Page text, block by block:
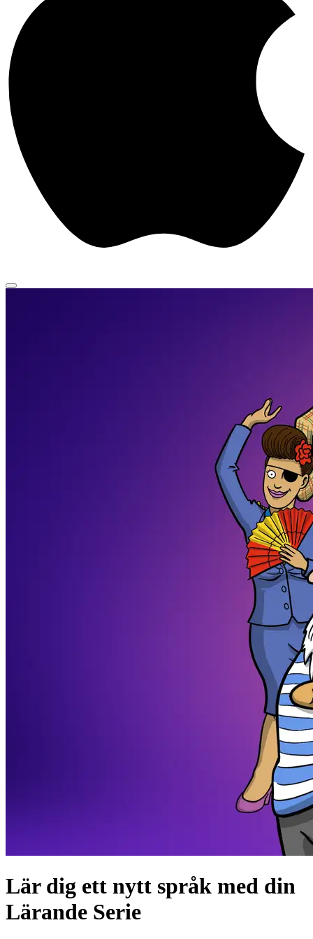
Lär dig ett nytt språk med din
Lärande Serie